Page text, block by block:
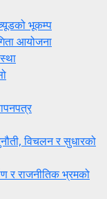
भूकम्प
आयोजना
विचलन र सुधारको
र राजनीतिक भ्रमको